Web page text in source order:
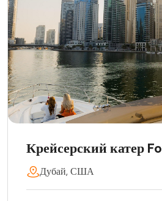
Крейсерский катер
Дубай, США